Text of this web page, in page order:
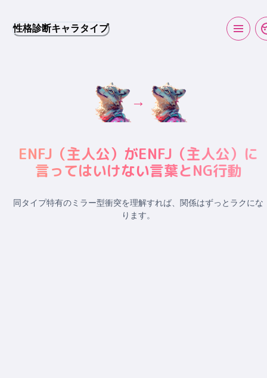
性格診断キャラタイプ
→
ENFJ （主人公）がENFJ （主人公）に
言ってはいけない言葉とNG行動
同タイプ特有のミラー型衝突を理解すれば、関係はずっとラクにな
ります。